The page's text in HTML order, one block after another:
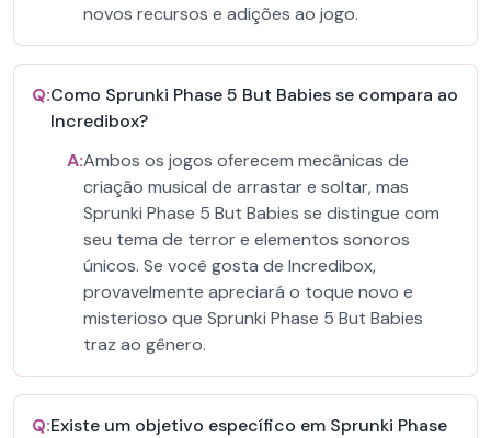
novos recursos e adições ao jogo.
Q:Como Sprunki Phase 5 But Babies se compara ao
Incredibox?
A:Ambos os jogos oferecem mecânicas de
criação musical de arrastar e soltar, mas
Sprunki Phase 5 But Babies se distingue com
seu tema de terror e elementos sonoros
únicos. Se você gosta de Incredibox,
provavelmente apreciará o toque novo e
misterioso que Sprunki Phase 5 But Babies
traz ao gênero.
Q:Existe um objetivo específico em Sprunki Phase